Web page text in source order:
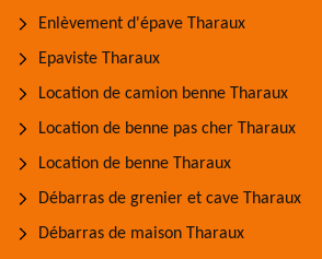
Enlèvement d'épave Tharaux
Epaviste Tharaux
Location de camion benne Tharaux
Location de benne pas cher Tharaux
Location de benne Tharaux
Débarras de grenier et cave Tharaux
Débarras de maison Tharaux